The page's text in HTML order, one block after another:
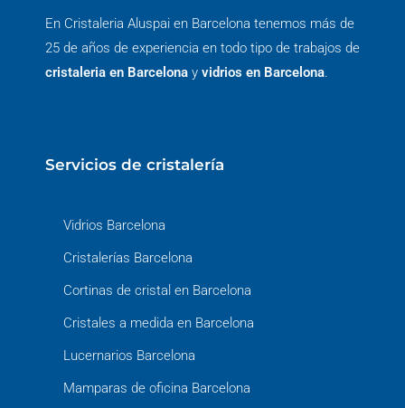
En Cristaleria Aluspai en Barcelona tenemos más de
25 de años de experiencia en todo tipo de trabajos de
cristaleria en Barcelona y vidrios en Barcelona.
Servicios de cristalería
Vidrios Barcelona
Cristalerías Barcelona
Cortinas de cristal en Barcelona
Cristales a medida en Barcelona
Lucernarios Barcelona
Mamparas de oficina Barcelona